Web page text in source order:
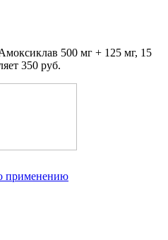
500 мг + 125 мг, 15
350 руб.
применению